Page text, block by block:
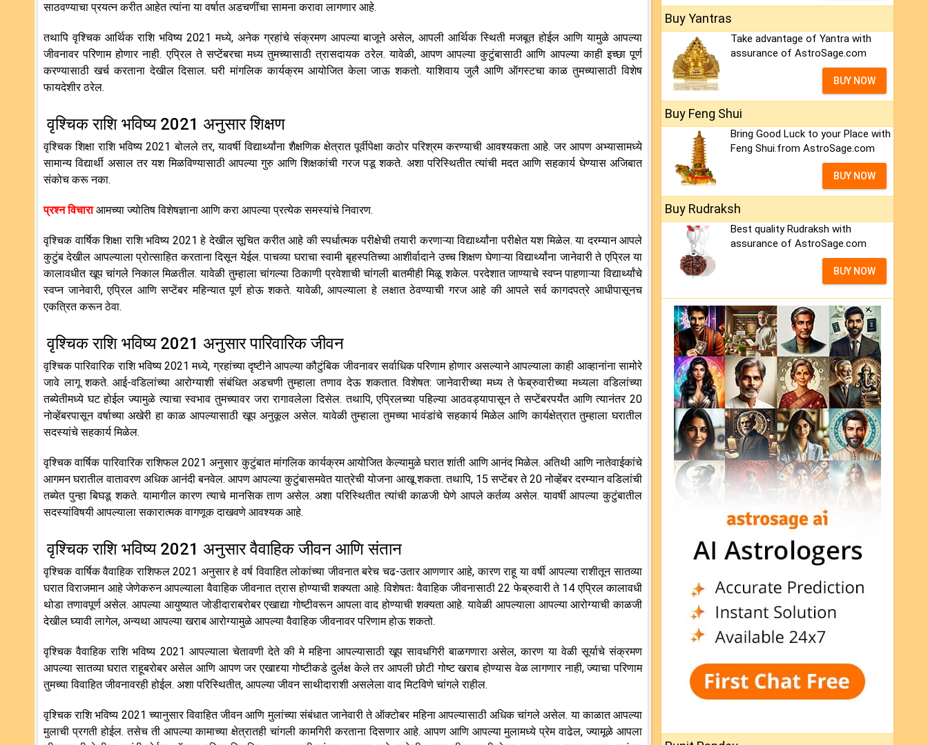
साठवण्याचा प्रयत्न करीत आहेत त्यांना या वर्षात अडचणींचा सामना करावा लागणार आहे.
तथापि वृश्चिक आर्थिक राशि भविष्य 2021 मध्ये, अनेक ग्रहांचे संक्रमण आपल्या बाजूने असेल, आपली आर्थिक स्थिती मजबूत होईल आणि यामुळे आपल्या
जीवनावर परिणाम होणार नाही. एप्रिल ते सप्टेंबरचा मध्य तुमच्यासाठी त्रासदायक ठरेल. यावेळी, आपण आपल्या कुटुंबासाठी आणि आपल्या काही इच्छा पूर्ण
करण्यासाठी खर्च करताना देखील दिसाल. घरी मांगलिक कार्यक्रम आयोजित केला जाऊ शकतो. याशिवाय जुलै आणि ऑगस्टचा काळ तुमच्यासाठी विशेष
फायदेशीर ठरेल.
वृश्चिक राशि भविष्य 2021 अनुसार शिक्षण
वृश्चिक शिक्षा राशि भविष्य 2021 बोलले तर, यावर्षी विद्यार्थ्यांना शैक्षणिक क्षेत्रात पूर्वीपेक्षा कठोर परिश्रम करण्याची आवश्यकता आहे. जर आपण अभ्यासामध्ये
सामान्य विद्यार्थी असाल तर यश मिळविण्यासाठी आपल्या गुरु आणि शिक्षकांची गरज पडू शकते. अशा परिस्थितीत त्यांची मदत आणि सहकार्य घेण्यास अजिबात
संकोच करू नका.
प्रश्न विचाराआमच्या ज्योतिष विशेषज्ञाना आणि करा आपल्या प्रत्येक समस्यांचे निवारण.
वृश्चिक वार्षिक शिक्षा राशि भविष्य 2021 हे देखील सूचित करीत आहे की स्पर्धात्मक परीक्षेची तयारी करणाऱ्या विद्यार्थ्यांना परीक्षेत यश मिळेल. या दरम्यान आपले
कुटुंब देखील आपल्याला प्रोत्साहित करताना दिसून येईल. पाचव्या घराचा स्वामी बृहस्पतिच्या आशीर्वादाने उच्च शिक्षण घेणाऱ्या विद्यार्थ्यांना जानेवारी ते एप्रिल या
कालावधीत खूप चांगले निकाल मिळतील. यावेळी तुम्हाला चांगल्या ठिकाणी प्रवेशाची चांगली बातमीही मिळू शकेल. परदेशात जाण्याचे स्वप्न पाहणाऱ्या विद्यार्थ्यांचे
स्वप्न जानेवारी, एप्रिल आणि सप्टेंबर महिन्यात पूर्ण होऊ शकते. यावेळी, आपल्याला हे लक्षात ठेवण्याची गरज आहे की आपले सर्व कागदपत्रे आधीपासूनच
एकत्रित करून ठेवा.
वृश्चिक राशि भविष्य 2021 अनुसार पारिवारिक जीवन
वृश्चिक पारिवारिक राशि भविष्य 2021 मध्ये, ग्रहांच्या दृष्टीने आपल्या कौटुंबिक जीवनावर सर्वाधिक परिणाम होणार असल्याने आपल्याला काही आव्हानांना सामोरे
जावे लागू शकते. आई-वडिलांच्या आरोग्याशी संबंधित अडचणी तुम्हाला तणाव देऊ शकतात. विशेषत: जानेवारीच्या मध्य ते फेब्रुवारीच्या मध्यला वडिलांच्या
तब्येतीमध्ये घट होईल ज्यामुळे त्याचा स्वभाव तुमच्यावर जरा रागावलेला दिसेल. तथापि, एप्रिलच्या पहिल्या आठवड्यापासून ते सप्टेंबरपर्यंत आणि त्यानंतर 20
नोव्हेंबरपासून वर्षाच्या अखेरी हा काळ आपल्यासाठी खूप अनुकूल असेल. यावेळी तुम्हाला तुमच्या भावंडांचे सहकार्य मिळेल आणि कार्यक्षेत्रात तुम्हाला घरातील
सदस्यांचे सहकार्य मिळेल.
वृश्चिक वार्षिक पारिवारिक राशिफल 2021 अनुसार कुटुंबात मांगलिक कार्यक्रम आयोजित केल्यामुळे घरात शांती आणि आनंद मिळेल. अतिथी आणि नातेवाईकांचे
आगमन घरातील वातावरण अधिक आनंदी बनवेल. आपण आपल्या कुटुंबासमवेत यात्रेची योजना आखू शकता. तथापि, 15 सप्टेंबर ते 20 नोव्हेंबर दरम्यान वडिलांची
तब्येत पुन्हा बिघडू शकते. यामागील कारण त्याचे मानसिक ताण असेल. अशा परिस्थितीत त्यांची काळजी घेणे आपले कर्तव्य असेल. यावर्षी आपल्या कुटुंबातील
सदस्यांविषयी आपल्याला सकारात्मक वागणूक दाखवणे आवश्यक आहे.
वृश्चिक राशि भविष्य 2021 अनुसार वैवाहिक जीवन आणि संतान
वृश्चिक वार्षिक वैवाहिक राशिफल 2021 अनुसार हे वर्ष विवाहित लोकांच्या जीवनात बरेच चढ-उतार आणणार आहे, कारण राहू या वर्षी आपल्या राशीतून सातव्या
घरात विराजमान आहे जेणेकरुन आपल्याला वैवाहिक जीवनात त्रास होण्याची शक्यता आहे. विशेषतः वैवाहिक जीवनासाठी 22 फेब्रुवारी ते 14 एप्रिल कालावधी
थोडा तणावपूर्ण असेल. आपल्या आयुष्यात जोडीदाराबरोबर एखाद्या गोष्टीवरून आपला वाद होण्याची शक्यता आहे. यावेळी आपल्याला आपल्या आरोग्याची काळजी
देखील घ्यावी लागेल, अन्यथा आपल्या खराब आरोग्यामुळे आपल्या वैवाहिक जीवनावर परिणाम होऊ शकतो.
वृश्चिक वैवाहिक राशि भविष्य 2021 आपल्याला चेतावणी देते की मे महिना आपल्यासाठी खूप सावधगिरी बाळगणारा असेल, कारण या वेळी सूर्याचे संक्रमण
आपल्या सातव्या घरात राहूबरोबर असेल आणि आपण जर एखाद्द्या गोष्टीकडे दुर्लक्ष केले तर आपली छोटी गोष्ट खराब होण्यास वेळ लागणार नाही, ज्याचा परिणाम
तुमच्या विवाहित जीवनावरही होईल. अशा परिस्थितीत, आपल्या जीवन साथीदाराशी असलेला वाद मिटविणे चांगले राहील.
वृश्चिक राशि भविष्य 2021 च्यानुसार विवाहित जीवन आणि मुलांच्या संबंधात जानेवारी ते ऑक्टोबर महिना आपल्यासाठी अधिक चांगले असेल. या काळात आपल्या
मुलाची प्रगती होईल. तसेच ती आपल्या कामाच्या क्षेत्रातही चांगली कामगिरी करताना दिसणार आहे. आपण आणि आपल्या मुलामध्ये प्रेम वाढेल, ज्यामूळे आपला
Buy Yantras
Take advantage of Yantra with
assurance of AstroSage.com
BUY NOW
Buy Feng Shui
Bring Good Luck to your Place with
Feng Shui.from AstroSage.com
BUY NOW
Buy Rudraksh
Best quality Rudraksh with
assurance of AstroSage.com
BUY NOW